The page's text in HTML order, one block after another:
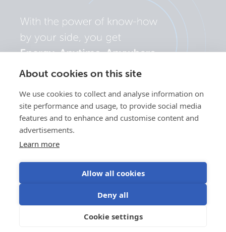
About cookies on this site
We use cookies to collect and analyse information on
site performance and usage, to provide social media
features and to enhance and customise content and
advertisements.
Learn more
Allow all cookies
Deny all
Cookie settings
Adatvédelmi
beállítások
használata
©Victron Energy